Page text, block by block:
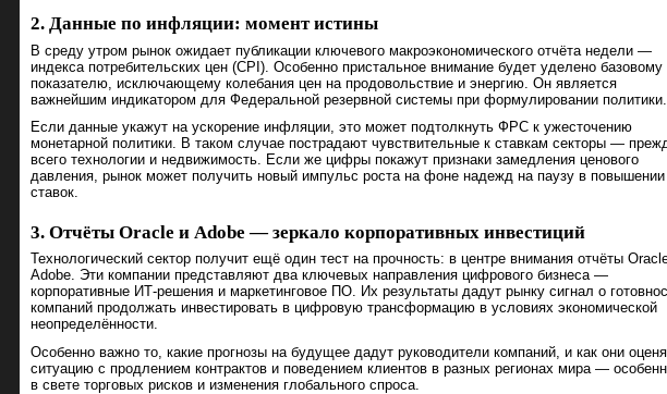
2. Данные по инфляции: момент истины
В среду утром рынок ожидает публикации ключевого макроэкономического отчёта недели —
индекса потребительских цен (CPI). Особенно пристальное внимание будет уделено базовому
показателю, исключающему колебания цен на продовольствие и энергию. Он является
важнейшим индикатором для Федеральной резервной системы при формулировании политики.
Если данные укажут на ускорение инфляции, это может подтолкнуть ФРС к ужесточению
монетарной политики. В таком случае пострадают чувствительные к ставкам секторы —
всего технологии и недвижимость. Если же цифры покажут признаки замедления ценового
давления, рынок может получить новый импульс роста на фоне надежд на паузу в повышении
ставок.
3. Отчёты Oracle и Adobe — зеркало корпоративных инвестиций
Технологический сектор получит ещё один тест на прочность: в центре внимания отчёты
Adobe. Эти компании представляют два ключевых направления цифрового бизнеса —
корпоративные ИТ-решения и маркетинговое ПО. Их результаты дадут рынку сигнал о
компаний продолжать инвестировать в цифровую трансформацию в условиях экономической
неопределённости.
Особенно важно то, какие прогнозы на будущее дадут руководители компаний, и как они
ситуацию с продлением контрактов и поведением клиентов в разных регионах мира —
в свете торговых рисков и изменения глобального спроса.